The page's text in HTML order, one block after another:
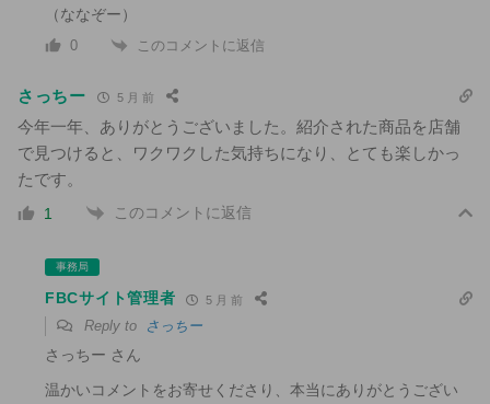
（ななぞー）
0 このコメントに返信
さっちー 5 月 前
今年一年、ありがとうございました。紹介された商品を店舗
で見つけると、ワクワクした気持ちになり、とても楽しかっ
たです。
1 このコメントに返信
事務局
FBCサイト管理者 5 月 前
Reply to さっちー
さっちー さん
温かいコメントをお寄せくださり、本当にありがとうござい